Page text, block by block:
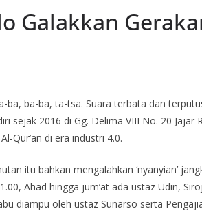
Galakkan
ba, ba-ba, ta-tsa. Suara terbata dan
sejak 2016 di Gg. Delima VIII No. 20 Jajar
Qur’an di era industri 4.0.
itu bahkan mengalahkan ‘nyanyian’
Ahad hingga jum’at ada ustaz Udin,
diampu oleh ustaz Sunarso serta